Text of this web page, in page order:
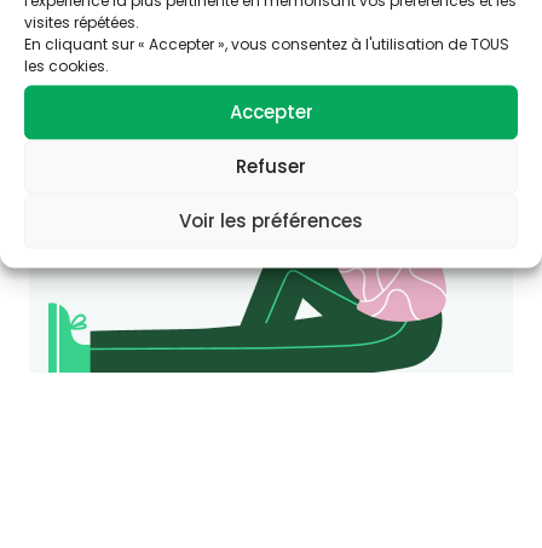
visites répétées.
En cliquant sur « Accepter », vous consentez à l'utilisation de TOUS
les cookies.
Accepter
Refuser
Voir les préférences
Consultez le site Agir-ese.org, des ressources
pour agir en Éducation et promotion de la
Santé-Environnement.